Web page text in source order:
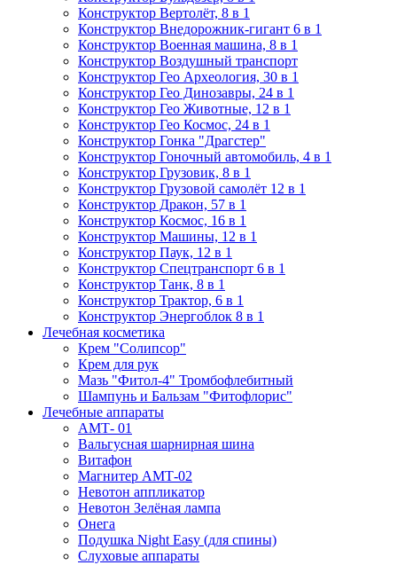
Конструктор Вертолёт, 8 в 1
Конструктор Внедорожник-гигант 6 в 1
Конструктор Военная машина, 8 в 1
Конструктор Воздушный транспорт
Конструктор Гео Археология, 30 в 1
Конструктор Гео Динозавры, 24 в 1
Конструктор Гео Животные, 12 в 1
Конструктор Гео Космос, 24 в 1
Конструктор Гонка "Драгстер"
Конструктор Гоночный автомобиль, 4 в 1
Конструктор Грузовик, 8 в 1
Конструктор Грузовой самолёт 12 в 1
Конструктор Дракон, 57 в 1
Конструктор Космос, 16 в 1
Конструктор Машины, 12 в 1
Конструктор Паук, 12 в 1
Конструктор Спецтранспорт 6 в 1
Конструктор Танк, 8 в 1
Конструктор Трактор, 6 в 1
Конструктор Энергоблок 8 в 1
Лечебная косметика
Крем "Солипсор"
Крем для рук
Мазь "Фитол-4" Тромбофлебитный
Шампунь и Бальзам "Фитофлорис"
Лечебные аппараты
АМТ- 01
Вальгусная шарнирная шина
Витафон
Магнитер АМТ-02
Невотон аппликатор
Невотон Зелёная лампа
Онега
Подушка Night Easy (для спины)
Слуховые аппараты